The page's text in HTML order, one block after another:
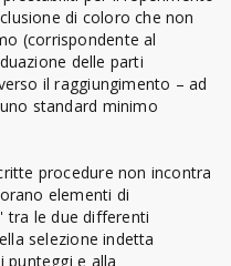
di coloro che non
(corrispondente al
delle parti
il raggiungimento – ad
standard minimo
procedure non incontra
elementi di
tra le due differenti
selezione indetta
punteggi e alla